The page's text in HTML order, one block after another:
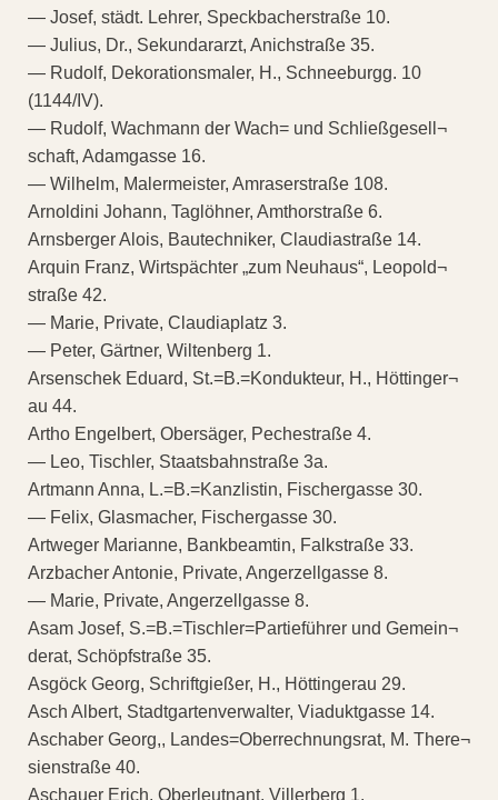
— Josef, städt. Lehrer, Speckbacherstraße 10.
— Julius, Dr., Sekundararzt, Anichstraße 35.
— Rudolf, Dekorationsmaler, H., Schneeburgg. 10
(1144/IV).
— Rudolf, Wachmann der Wach= und Schließgesell¬
schaft, Adamgasse 16.
— Wilhelm, Malermeister, Amraserstraße 108.
Arnoldini Johann, Taglöhner, Amthorstraße 6.
Arnsberger Alois, Bautechniker, Claudiastraße 14.
Arquin Franz, Wirtspächter „zum Neuhaus“, Leopold¬
straße 42.
— Marie, Private, Claudiaplatz 3.
— Peter, Gärtner, Wiltenberg 1.
Arsenschek Eduard, St.=B.=Kondukteur, H., Höttinger¬
au 44.
Artho Engelbert, Obersäger, Pechestraße 4.
— Leo, Tischler, Staatsbahnstraße 3a.
Artmann Anna, L.=B.=Kanzlistin, Fischergasse 30.
— Felix, Glasmacher, Fischergasse 30.
Artweger Marianne, Bankbeamtin, Falkstraße 33.
Arzbacher Antonie, Private, Angerzellgasse 8.
— Marie, Private, Angerzellgasse 8.
Asam Josef, S.=B.=Tischler=Partieführer und Gemein¬
derat, Schöpfstraße 35.
Asgöck Georg, Schriftgießer, H., Höttingerau 29.
Asch Albert, Stadtgartenverwalter, Viaduktgasse 14.
Aschaber Georg,, Landes=Oberrechnungsrat, M. There¬
sienstraße 40.
Aschauer Erich, Oberleutnant, Villerberg 1.